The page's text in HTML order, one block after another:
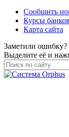
Сообщить
Курсы банков
Карта сайта
Заметили ошибку?
Выделите её и